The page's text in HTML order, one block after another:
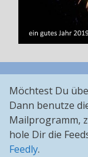
Möchtest Du
Dann benutze
Mailprogramm,
hole Dir die
Feedly.